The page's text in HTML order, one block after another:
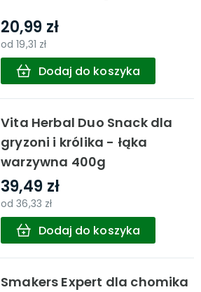
20,99 zł
od19,31 zł
Dodaj do koszyka
Vita Herbal Duo Snack dla
gryzoni i królika - łąka
warzywna 400g
39,49 zł
od36,33 zł
Dodaj do koszyka
Smakers Expert dla chomika